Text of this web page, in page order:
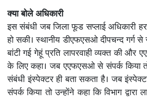
क्या बोले अधिकारी
इस संबंधी जब जिला फूड सप्लाई अधिकारी
हो सकी। स्थानीय डीएफएसओ दीपचन्द गर्ग से
बांटी गई गेहूं प्रति लापरवाही व्यक्त की
के लिए कहा। जब एएफएसओ से संपर्क किया
संबंधी इंस्पेक्टर ही बता सकता है। जब
संपर्क किया तो उन्होंने कहा कि विभाग द्वारा